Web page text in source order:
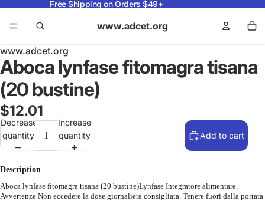
Free Shipping on Orders $49+
www.adcet.org
www.adcet.org
Aboca lynfase fitomagra tisana
(20 bustine)
$12.01
Decrease
quantity
Increase
quantity
Add to cart
Description
Aboca lynfase fitomagra tisana (20 bustine)Lynfase Integratore alimentare.
Avvertenze Non eccedere la dose giornaliera consigliata. Tenere fuori dalla portata